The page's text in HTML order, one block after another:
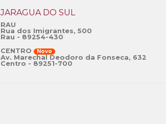
JARAGUÁ DO SUL
RAU
Rua dos Imigrantes, 500
Rau - 89254-430
CENTRO
Novo
Av. Marechal Deodoro da Fonseca, 632
Centro - 89251-700